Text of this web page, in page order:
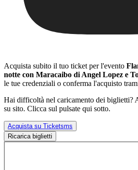
Acquista subito il tuo ticket per l'evento
notte con Maracaibo di Angel Lopez e
le tue credenziali o conferma l'acquisto
Hai difficoltà nel caricamento dei biglietti?
su sito. Clicca sul pulsate qui sotto.
Acquista su Ticketsms
Ricarica biglietti